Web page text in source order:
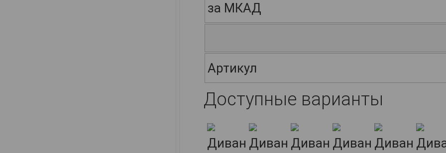
за МКАД
Артикул
Доступные варианты